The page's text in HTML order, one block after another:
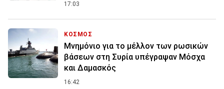
17:03
ΚΟΣΜΟΣ
Μνημόνιο για το μέλλον των ρωσικών
βάσεων στη Συρία υπέγραψαν Μόσχα
και Δαμασκός
16:42